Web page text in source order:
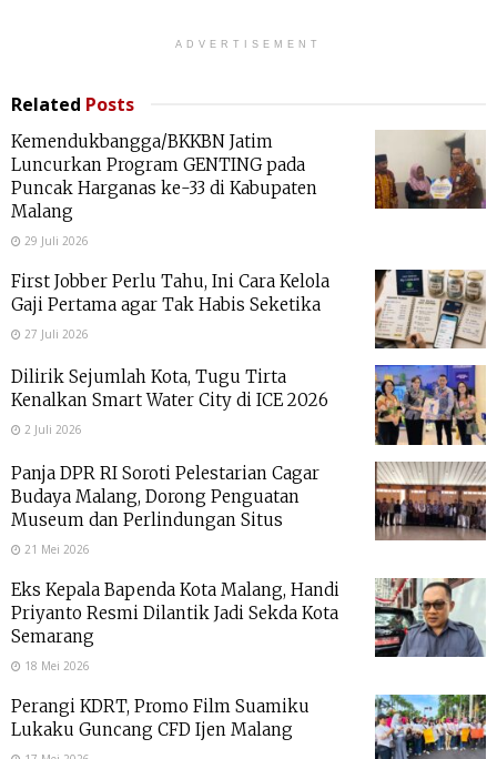
ADVERTISEMENT
Related Posts
Kemendukbangga/BKKBN Jatim
Luncurkan Program GENTING pada
Puncak Harganas ke-33 di Kabupaten
Malang
29 Juli 2026
First Jobber Perlu Tahu, Ini Cara Kelola
Gaji Pertama agar Tak Habis Seketika
27 Juli 2026
Dilirik Sejumlah Kota, Tugu Tirta
Kenalkan Smart Water City di ICE 2026
2 Juli 2026
Panja DPR RI Soroti Pelestarian Cagar
Budaya Malang, Dorong Penguatan
Museum dan Perlindungan Situs
21 Mei 2026
Eks Kepala Bapenda Kota Malang, Handi
Priyanto Resmi Dilantik Jadi Sekda Kota
Semarang
18 Mei 2026
Perangi KDRT, Promo Film Suamiku
Lukaku Guncang CFD Ijen Malang